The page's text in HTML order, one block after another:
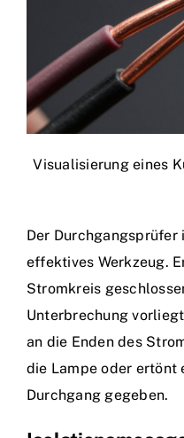
Visualisierung eines
Der Durchgangsprüfer
effektives Werkzeug.
Stromkreis
Unterbrechung
an die Enden des
die Lampe oder ertönt
Durchgang gegeben.